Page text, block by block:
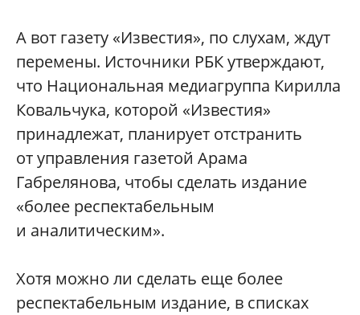
А вот газету «Известия», по слухам, ждут
перемены. Источники РБК утверждают,
что Национальная медиагруппа Кирилла
Ковальчука, которой «Известия»
принадлежат, планирует отстранить
от управления газетой Арама
Габрелянова, чтобы сделать издание
«более респектабельным
и аналитическим».
Хотя можно ли сделать еще более
респектабельным издание, в списках